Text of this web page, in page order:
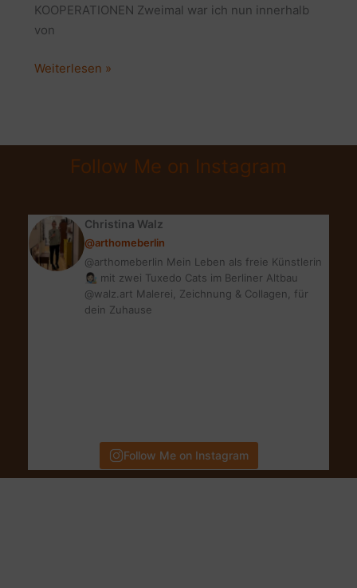
KOOPERATIONEN Zweimal war ich nun innerhalb
von
WELCHEN
KOOPERATIONEN?
Weiterlesen »
Follow Me on Instagram
Christina Walz
@arthomeberlin
@arthomeberlin Mein Leben als freie Künstlerin
👩🏻‍🎨 mit zwei Tuxedo Cats im Berliner Altbau
@walz.art Malerei, Zeichnung & Collagen, für
dein Zuhause
Follow Me on Instagram